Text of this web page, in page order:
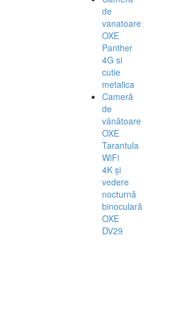
de
vanatoare
OXE
Panther
4G si
cutie
metalica
Cameră
de
vânătoare
OXE
Tarantula
WiFi
4K și
vedere
nocturnă
binoculară
OXE
DV29